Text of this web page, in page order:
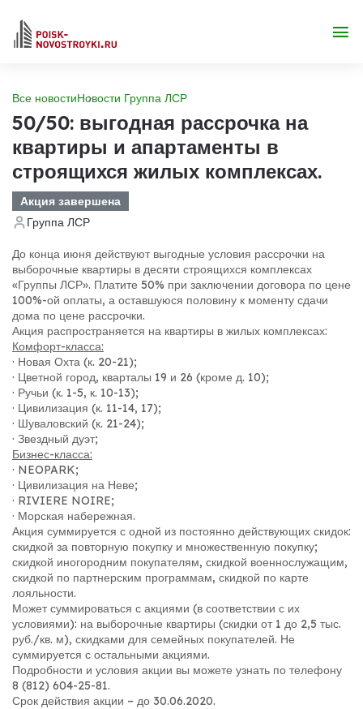
Все новостиНовости Группа ЛСР
50/50: выгодная рассрочка на
квартиры и апартаменты в
строящихся жилых комплексах.
Акция завершена
Группа ЛСР
До конца июня действуют выгодные условия рассрочки на
выборочные квартиры в десяти строящихся комплексах
«Группы ЛСР». Платите 50% при заключении договора по цене
100%-ой оплаты, а оставшуюся половину к моменту сдачи
дома по цене рассрочки.
Акция распространяется на квартиры в жилых комплексах:
Комфорт-класса:
· Новая Охта (к. 20-21);
· Цветной город, кварталы 19 и 26 (кроме д. 10);
· Ручьи (к. 1-5, к. 10-13);
· Цивилизация (к. 11-14, 17);
· Шуваловский (к. 21-24);
· Звездный дуэт;
Бизнес-класса:
· NEOPARK;
· Цивилизация на Неве;
· RIVIERE NOIRE;
· Морская набережная.
Акция суммируется с одной из постоянно действующих скидок:
скидкой за повторную покупку и множественную покупку;
скидкой иногородним покупателям, скидкой военнослужащим,
скидкой по партнерским программам, скидкой по карте
лояльности.
Может суммироваться с акциями (в соответствии с их
условиями): на выборочные квартиры (скидки от 1 до 2,5 тыс.
руб./кв. м), скидками для семейных покупателей. Не
суммируется с остальными акциями.
Подробности и условия акции вы можете узнать по телефону
8 (812) 604-25-81.
Срок действия акции – до 30.06.2020.